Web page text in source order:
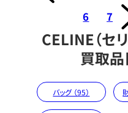
6
7
CELINE（セ
買取
バッグ （95）